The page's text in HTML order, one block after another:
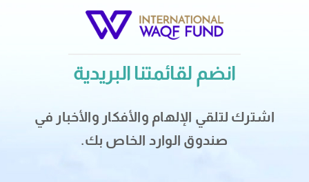
انضم لقائمتنا البريدية
اشترك لتلقي الإلهام والأفكار والأخبار في
صندوق الوارد الخاص بك.